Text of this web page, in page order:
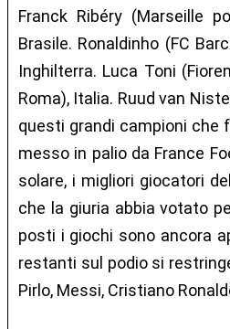
Franck Ribéry (Marseille
Brasile. Ronaldinho (FC
Inghilterra. Luca Toni
Roma), Italia. Ruud van
questi grandi campioni che
messo in palio da France
solare, i migliori giocatori
che la giuria abbia votato
posti i giochi sono ancora
restanti sul podio si
Pirlo, Messi, Cristiano